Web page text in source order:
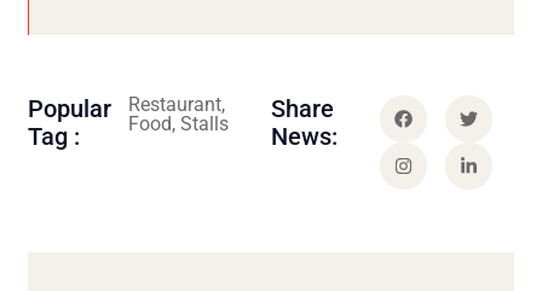
Popular
Tag :
Restaurant,
Food, Stalls
Share
News: